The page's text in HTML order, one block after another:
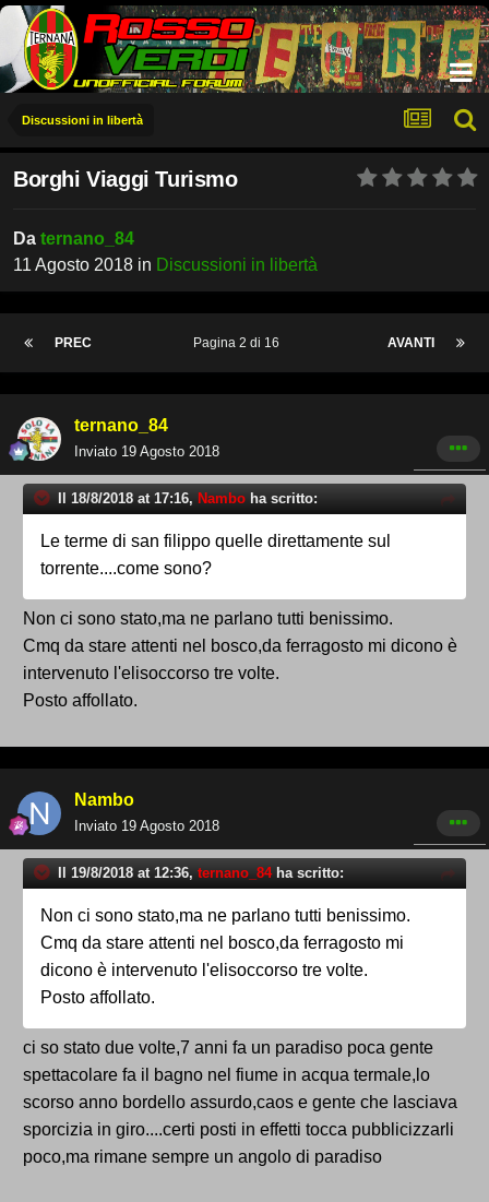
Discussioni in libertà
Borghi Viaggi Turismo
Da ternano_84
11 Agosto 2018 in Discussioni in libertà
PREC AVANTI
Pagina 2 di 16
ternano_84
Inviato 19 Agosto 2018
Il 18/8/2018 at 17:16, Nambo ha scritto:
Le terme di san filippo quelle direttamente sul
torrente....come sono?
Non ci sono stato,ma ne parlano tutti benissimo.
Cmq da stare attenti nel bosco,da ferragosto mi dicono è
intervenuto l'elisoccorso tre volte.
Posto affollato.
Nambo
Inviato 19 Agosto 2018
Il 19/8/2018 at 12:36, ternano_84ha scritto:
Non ci sono stato,ma ne parlano tutti benissimo.
Cmq da stare attenti nel bosco,da ferragosto mi
dicono è intervenuto l'elisoccorso tre volte.
Posto affollato.
ci so stato due volte,7 anni fa un paradiso poca gente
spettacolare fa il bagno nel fiume in acqua termale,lo
scorso anno bordello assurdo,caos e gente che lasciava
sporcizia in giro....certi posti in effetti tocca pubblicizzarli
poco,ma rimane sempre un angolo di paradiso